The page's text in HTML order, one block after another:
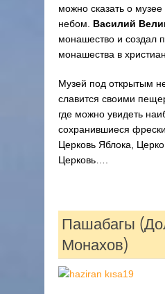
можно сказать о
небом. Василий
монашество и создал
монашества в
Музей под открытым
славится своими
где можно увидеть
сохранившиеся
Церковь Яблока,
Церковь….
Пашабагы
Монахов)